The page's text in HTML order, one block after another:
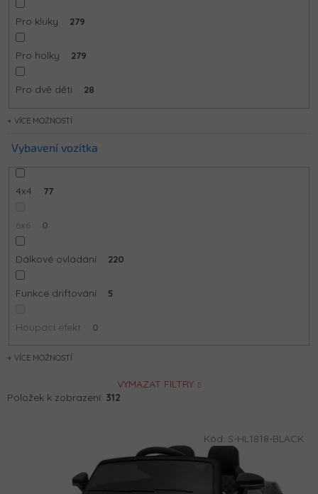
Pro kluky 279
Pro holky 279
Pro dvě děti 28
MOŽNOSTÍ
Vybavení vozítka
4x4 77
6x6 0
Dálkové ovládání 220
Funkce driftování 5
Houpací efekt 0
MOŽNOSTÍ
VYMAZAT FILTRY
Položek k zobrazení: 312
Kód: S-HL1818-BLACK